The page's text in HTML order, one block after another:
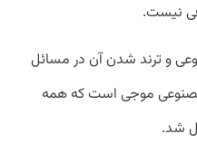
نیست.
و ترند شدن آن در مسائل
موجی است که همه
شد.